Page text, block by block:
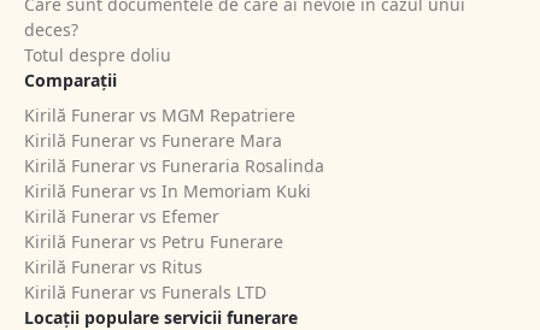
deces?
Totul despre doliu
Comparații
Kirilă Funerar vs MGM Repatriere
Kirilă Funerar vs Funerare Mara
Kirilă Funerar vs Funeraria Rosalinda
Kirilă Funerar vs In Memoriam Kuki
Kirilă Funerar vs Efemer
Kirilă Funerar vs Petru Funerare
Kirilă Funerar vs Ritus
Kirilă Funerar vs Funerals LTD
Locații populare servicii funerare